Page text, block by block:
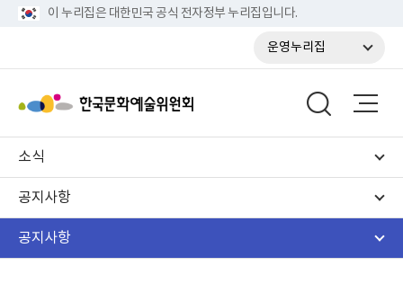
이 누리집은 대한민국 공식 전자정부 누리집입니다.
운영누리집
소식
공지사항
공지사항